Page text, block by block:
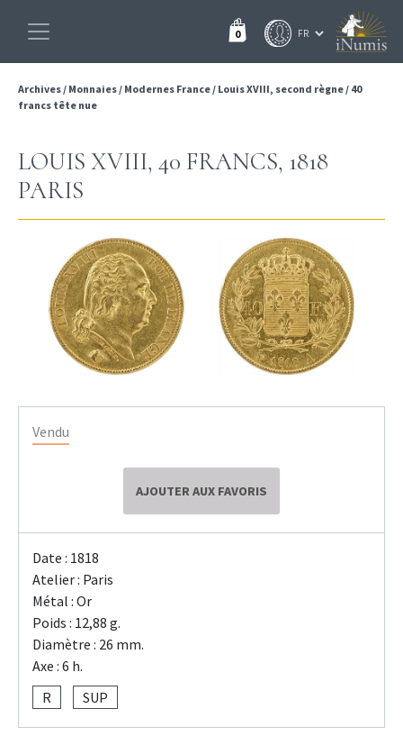
0
Archives/ Monnaies/ Modernes France/ Louis XVIII, second règne/ 40
francs tête nue
LOUIS XVIII, 40 FRANCS, 1818
PARIS
Vendu
AJOUTER AUX FAVORIS
Date : 1818
Atelier : Paris
Métal : Or
Poids : 12,88 g.
Diamètre : 26 mm.
Axe : 6 h.
R
SUP